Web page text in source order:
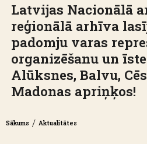
Latvijas Nacionālā
reģionālā arhīva
padomju varas
organizēšanu un
Alūksnes, Balvu,
Madonas apriņķos!
Sākums / Aktualitātes